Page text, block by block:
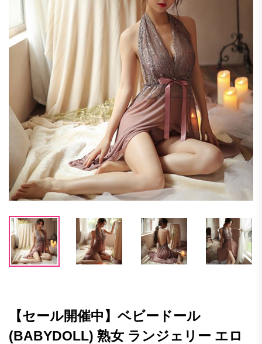
【セール開催中】ベビードール
(BABYDOLL) 熟女 ランジェリー エロ